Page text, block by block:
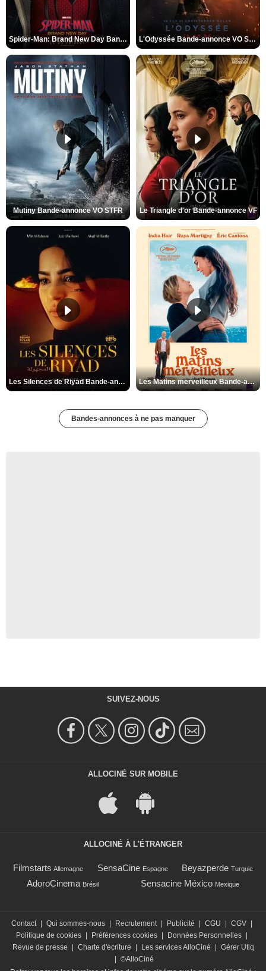
Spider-Man: Brand New Day Bande-annonce VO STFR L'Odyssée Bande-annonce VO STFR
Mutiny Bande-annonce VO STFR Le Triangle d'or Bande-annonce VF
Les Silences de Riyad Bande-annonce VO STFR Les Matins merveilleux Bande-annonce VF
Bandes-annonces à ne pas manquer
SUIVEZ-NOUS
ALLOCINÉ SUR MOBILE
ALLOCINÉ À L'ÉTRANGER
Filmstarts Allemagne SensaCine Espagne Beyazperde Turquie
AdoroCinema Brésil Sensacine México Mexique
Contact Qui sommes-nous Recrutement Publicité CGU CGV
Politique de cookies
Préférences cookies Données Personnelles
Revue de presse
Charte d'écriture Les services AlloCiné
Gérer Utiq
©AlloCiné